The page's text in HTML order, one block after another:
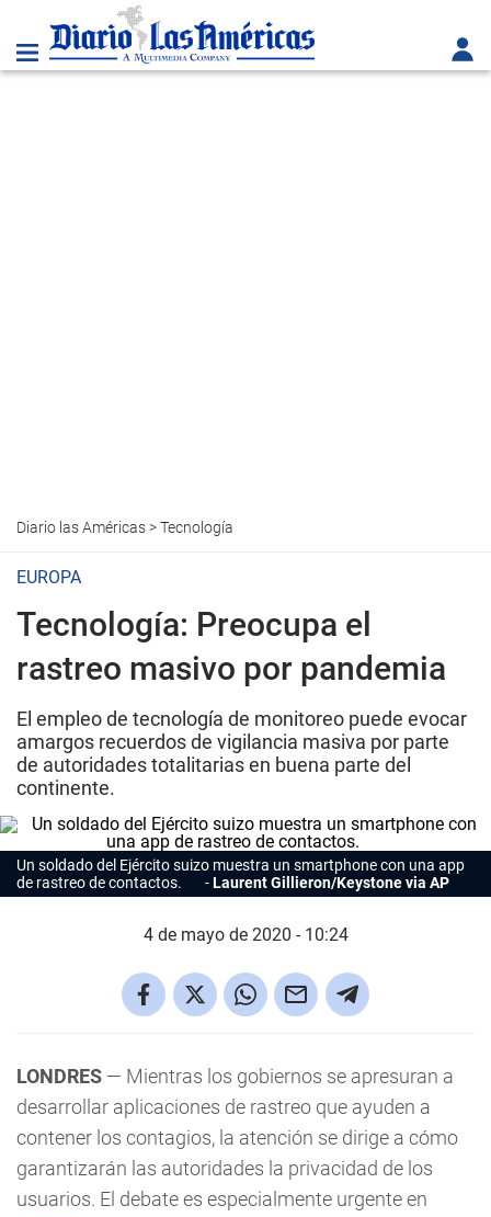
Diario las Américas>Tecnología
EUROPA
Tecnología: Preocupa el
rastreo masivo por pandemia
El empleo de tecnología de monitoreo puede evocar
amargos recuerdos de vigilancia masiva por parte
de autoridades totalitarias en buena parte del
continente.
Un soldado del Ejército suizo muestra un smartphone con una app
de rastreo de contactos.
Laurent Gillieron/Keystone via AP
4 de mayo de 2020 - 10:24
LONDRES — Mientras los gobiernos se apresuran a
desarrollar aplicaciones de rastreo que ayuden a
contener los contagios, la atención se dirige a cómo
garantizarán las autoridades la privacidad de los
usuarios. El debate es especialmente urgente en